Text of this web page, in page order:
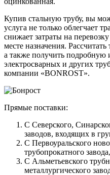
Купив стальную трубу, вы
услуга не только облегчает
снижает затраты на
месте назначения.
а также получить
электросварных и других
компании «BONROST».
Прямые поставки:
С Северского,
заводов, входящих в
С Первоуральского
трубопрокатного
С Альметьевского
металлургического